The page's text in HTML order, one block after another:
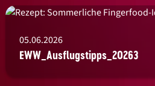
05.06.2026
EWW_Ausflugstipps_20263